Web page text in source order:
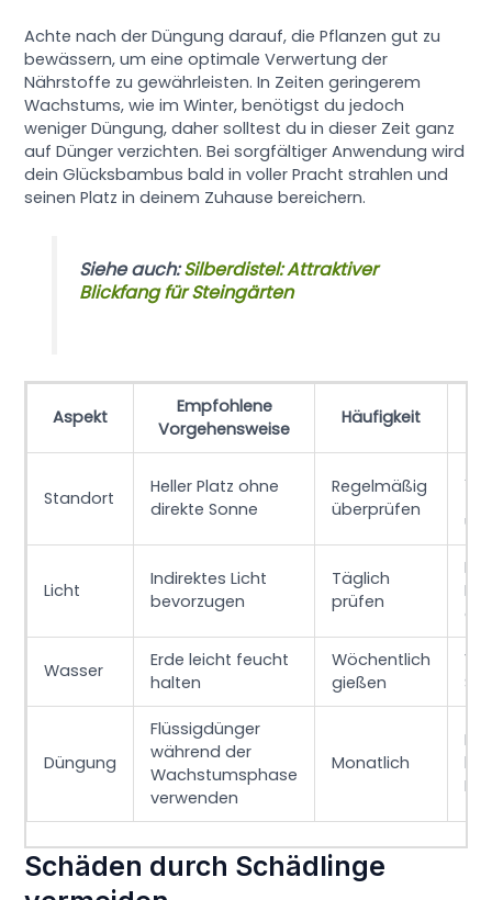
Achte nach der Düngung darauf, die Pflanzen gut zu
bewässern, um eine optimale Verwertung der
Nährstoffe zu gewährleisten. In Zeiten geringerem
Wachstums, wie im Winter, benötigst du jedoch
weniger Düngung, daher solltest du in dieser Zeit ganz
auf Dünger verzichten. Bei sorgfältiger Anwendung wird
dein Glücksbambus bald in voller Pracht strahlen und
seinen Platz in deinem Zuhause bereichern.
Siehe auch:Silberdistel: Attraktiver
Blickfang für Steingärten
Aspekt
Empfohlene
Vorgehensweise
Häufigkeit
Standort
Heller Platz ohne
direkte Sonne
Regelmäßig
überprüfen
Licht
Indirektes Licht
bevorzugen
Täglich
prüfen
Wasser
Erde leicht feucht
halten
Wöchentlich
gießen
Düngung
Flüssigdünger
während der
Wachstumsphase
verwenden
Monatlich
Im
Schäden durch Schädlinge